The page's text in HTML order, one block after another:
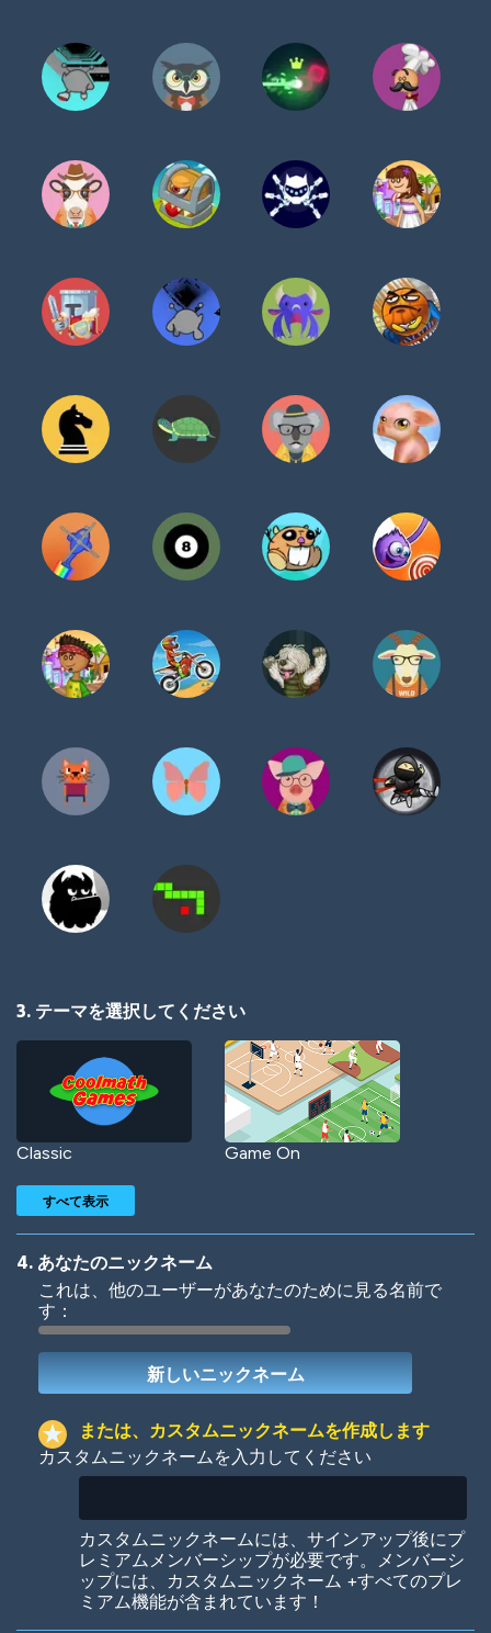
3. テーマを選択してください
Classic Game On
Woof
Colorful
すべて表示
4. あなたのニックネーム
これは、他のユーザーがあなたのために見る名前で
す：
または、カスタムニックネームを作成します
カスタムニックネームを入力してください
カスタムニックネームには、サインアップ後にプ
レミアムメンバーシップが必要です。メンバーシ
ップには、カスタムニックネーム +すべてのプレ
ミアム機能が含まれています！